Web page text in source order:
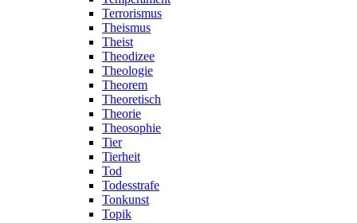
Terrorismus
Theismus
Theist
Theodizee
Theologie
Theorem
Theoretisch
Theorie
Theosophie
Tier
Tierheit
Tod
Todesstrafe
Tonkunst
Topik